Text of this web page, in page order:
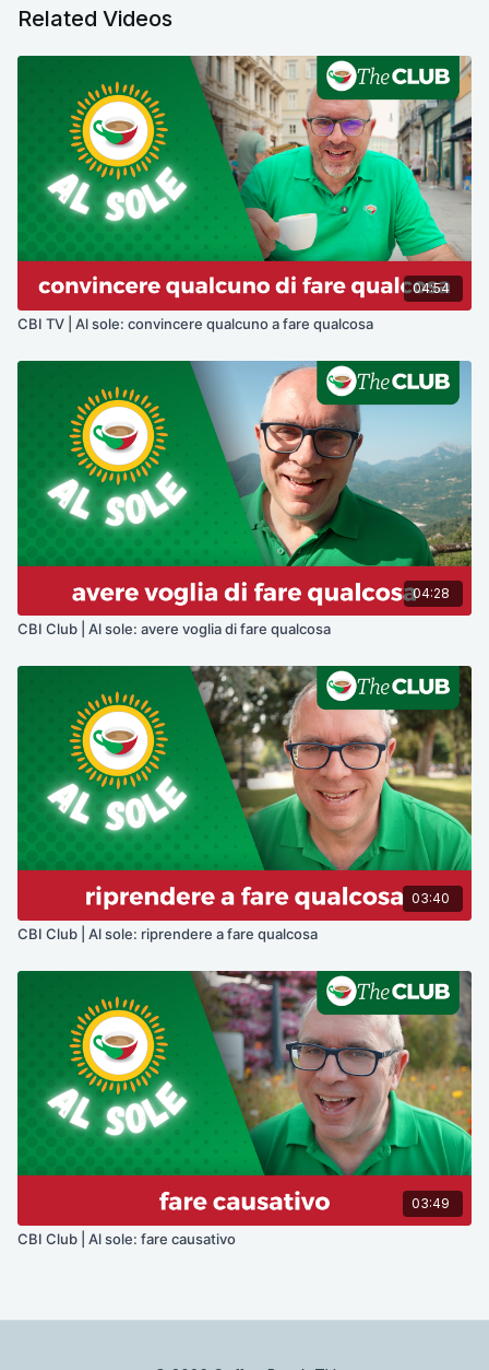
Related Videos
04:54
CBI TV | Al sole: convincere qualcuno a fare qualcosa
04:28
CBI Club | Al sole: avere voglia di fare qualcosa
03:40
CBI Club | Al sole: riprendere a fare qualcosa
03:49
CBI Club | Al sole: fare causativo